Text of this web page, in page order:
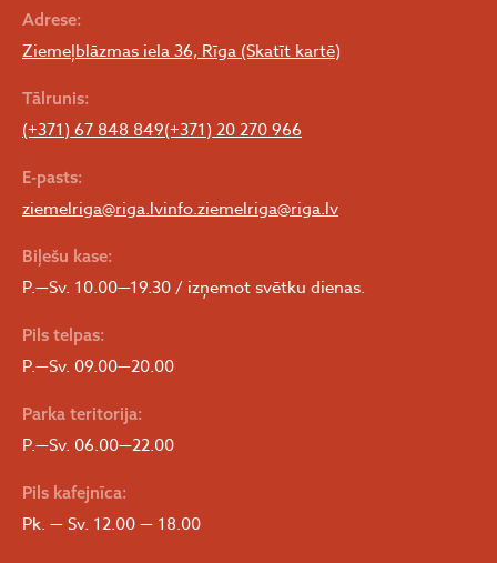
Adrese:
Ziemeļblāzmas iela 36, Rīga (Skatīt kartē)
Tālrunis:
(+371) 67 848 849(+371) 20 270 966
E-pasts:
ziemelriga@riga.lvinfo.ziemelriga@riga.lv
Biļešu kase:
P.—Sv. 10.00—19.30 / izņemot svētku dienas.
Pils telpas:
P.—Sv. 09.00—20.00
Parka teritorija:
P.—Sv. 06.00—22.00
Pils kafejnīca:
Pk. — Sv. 12.00 — 18.00